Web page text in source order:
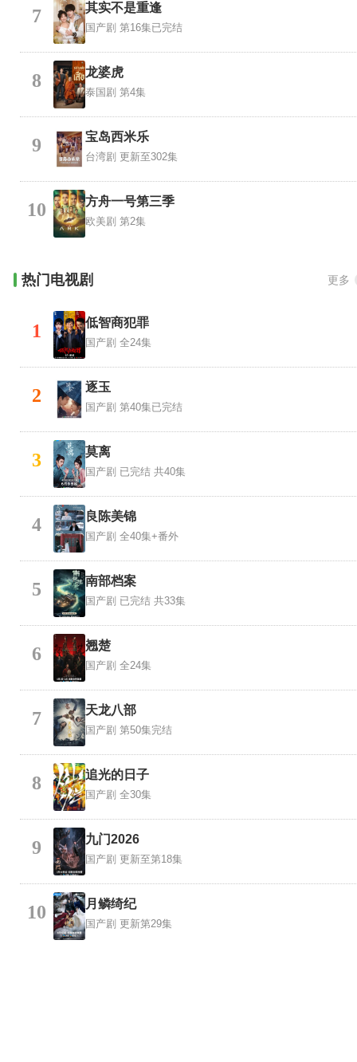
7 其实不是重逢
国产剧 第16集已完结
8 龙婆虎
泰国剧 第4集
9 宝岛西米乐
台湾剧 更新至302集
10 方舟一号第三季
欧美剧 第2集
热门电视剧 更多
1 低智商犯罪
国产剧 全24集
2 逐玉
国产剧 第40集已完结
3 莫离
国产剧 已完结 共40集
4 良陈美锦
国产剧 全40集+番外
5 南部档案
国产剧 已完结 共33集
6 翘楚
国产剧 全24集
7 天龙八部
国产剧 第50集完结
8 追光的日子
国产剧 全30集
9 九门2026
国产剧 更新至第18集
10 月鳞绮纪
国产剧 更新第29集